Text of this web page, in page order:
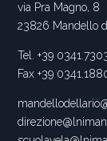
via Pra Magno, 8
23826 Mandello
Tel. +39
Fax +39